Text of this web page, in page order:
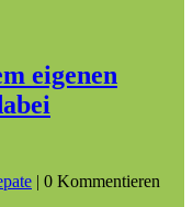
eigenen
| 0 Kommentieren